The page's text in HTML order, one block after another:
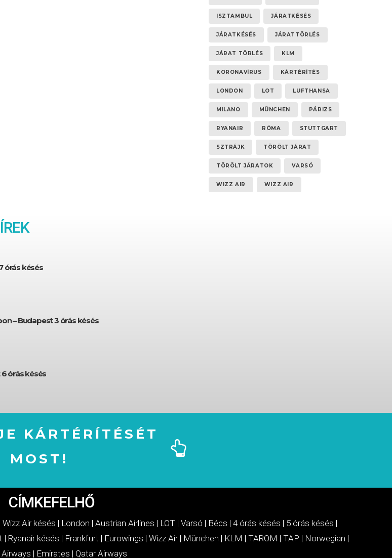
ISZTAMBUL JÁRATKÉSÉS
JÁRATKÉSÉS JÁRATTÖRLÉS
JÁRAT TÖRLÉS KLM
KORONAVÍRUS KÁRTÉRÍTÉS
LONDON LOT LUFTHANSA
MILANO MÜNCHEN PÁRIZS
RYANAIR RÓMA STUTTGART
SZTRÁJK TÖRÖLT JÁRAT
TÖRÖLT JÁRATOK VARSÓ
WIZZ AIR WIZZ AIR
órás késés
– Budapest 3 órás késés
órás késés
KÁRTÉRÍTÉSÉT
MOST!
CÍMKEFELHŐ
Wizz Air késés | London | Austrian Airlines | LOT | Varsó | Bécs | 4 órás késés | 5 órás késés |
| Ryanair késés | Frankfurt | Eurowings | Wizz Air| München | KLM | TAROM | TAP | Norwegian |
| Emirates | Qatar Airways